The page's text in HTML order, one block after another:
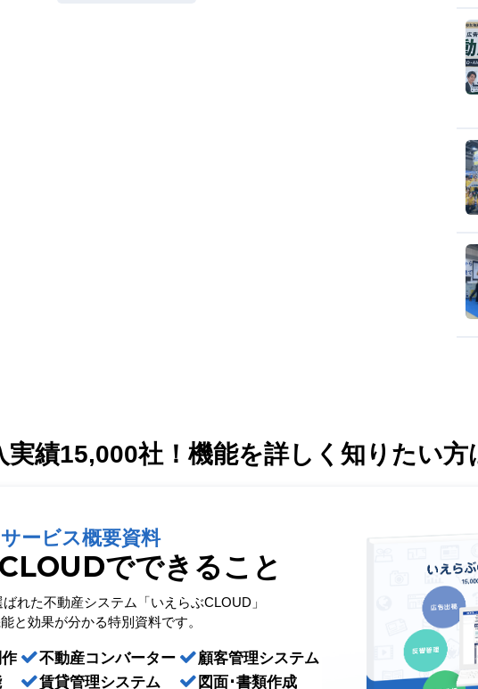
実績15,000社！ 機能を詳しく知りたい方
サービス概要資料
でできること
れた不動産システム「いえらぶCLOUD」
と効果が分かる特別資料です。
不動産コンバーター
賃貸管理システム
顧客管理システム
図面･書類作成